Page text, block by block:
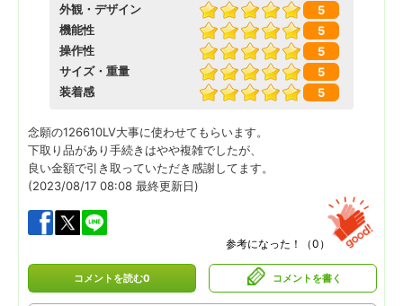
外観・デザイン
5
機能性
5
操作性
5
サイズ・重量
5
装着感
5
念願の126610LV大事に使わせてもらいます。
下取り品があり手続きはやや複雑でしたが、
良い金額で引き取っていただき感謝してます。
(2023/08/17 08:08 最終更新日)
参考になった！（0 ）
コメントを読む0 コメントを書く